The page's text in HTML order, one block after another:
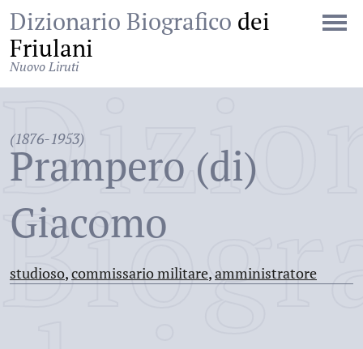
Dizionario Biografico dei
Friulani
Nuovo Liruti
(1876-1953)
Prampero (di)
Giacomo
studioso,commissario militare,amministratore